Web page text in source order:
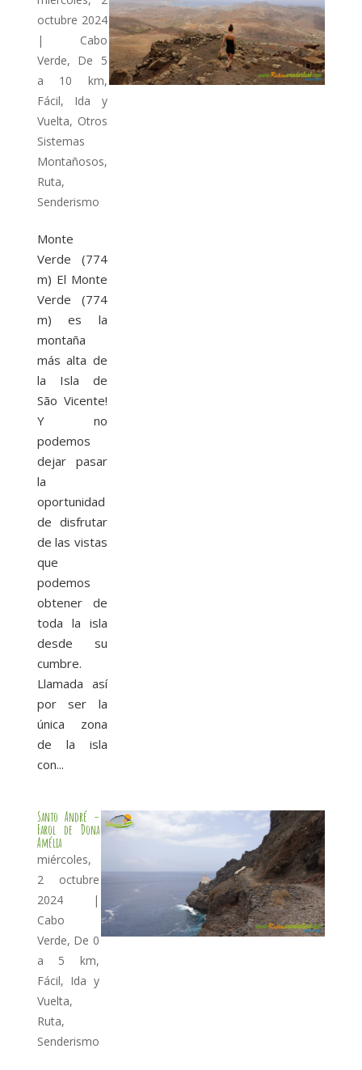
octubre 2024
| Cabo
Verde, De 5
a 10 km,
Fácil, Ida y
Vuelta, Otros
Sistemas
Montañosos,
Ruta,
Senderismo
Monte
Verde (774
m) El Monte
Verde (774
m) es la
montaña
más alta de
la Isla de
São Vicente!
Y no
podemos
dejar pasar
la
oportunidad
de disfrutar
de las vistas
que
podemos
obtener de
toda la isla
desde su
cumbre.
Llamada así
por ser la
única zona
de la isla
con...
Santo André –
Farol de Dona
Amélia
miércoles,
2 octubre
2024|
Cabo
Verde, De 0
a 5 km,
Fácil, Ida y
Vuelta,
Ruta,
Senderismo